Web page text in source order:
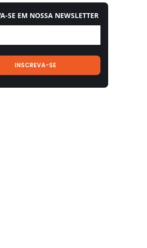
SE EM NOSSA NEWSLETTER